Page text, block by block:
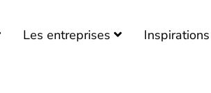
Les entreprises Inspirations